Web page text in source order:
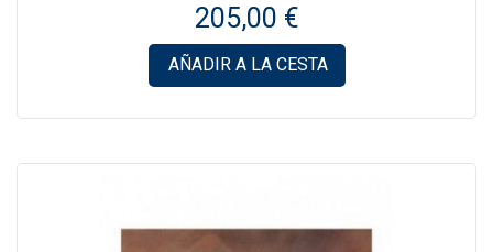
205,00 €
AÑADIR A LA CESTA